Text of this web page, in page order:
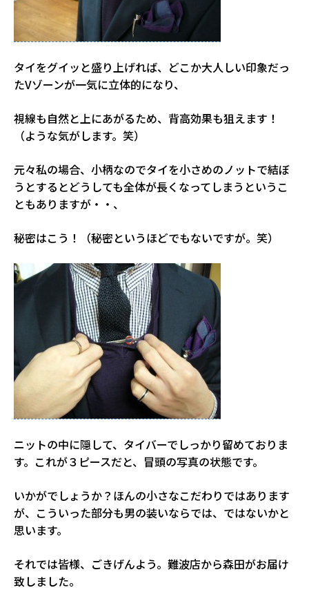
タイをグイッと盛り上げれば、どこか大人しい印象だっ
たVゾーンが一気に立体的になり、
視線も自然と上にあがるため、背高効果も狙えます！
（ような気がします。笑）
元々私の場合、小柄なのでタイを小さめのノットで結ぼ
うとするとどうしても全体が長くなってしまうというこ
ともありますが・・、
秘密はこう！（秘密というほどでもないですが。笑）
ニットの中に隠して、タイバーでしっかり留めておりま
す。これが３ピースだと、冒頭の写真の状態です。
いかがでしょうか？ほんの小さなこだわりではあります
が、こういった部分も男の装いならでは、ではないかと
思います。
それでは皆様、ごきげんよう。難波店から森田がお届け
致しました。